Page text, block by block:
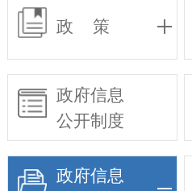
政 策
政府信息
公开制度
政府信息